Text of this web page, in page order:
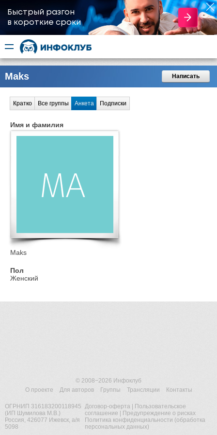
Быстрый разгон
​в короткие сроки
Maks Написать
Кратко Все группы Анкета Подписки
Имя и фамилия
Maks
Пол
Женский
© 2008−2026 Инфоклуб
О проекте
Для авторов Группы Трансляции Контакты
ОГРНИП 316183200118945
(ИП Шумилова М.В.)
Россия, 426077 Ижевск, а/я
5098
Договор-оферта|
Пользовательское
соглашение
Предупреждение о рисках
Политика конфиденциальности (обработка
персональных данных)